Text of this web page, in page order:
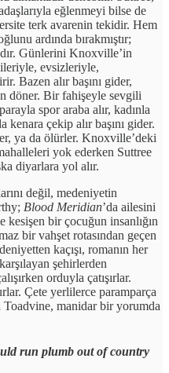
eğlenmeyi bilse de
terk avarenin tekidir. Hem
ardında bırakmıştır;
Günlerini Knoxville’in
evsizleriyle,
Bazen alır başını gider,
döner. Bir fahişeyle sevgili
spor araba alır, kadınla
kenara çekip alır başını gider.
ya da ölürler. Knoxville’deki
yok ederken Suttree
diyarlara yol alır.
değil, medeniyetin
Blood Meridian’da ailesini
kesişen bir çocuğun insanlığın
bir vahşet rotasından geçen
kaçışı, romanın her
şehirlerden
orduyla çatışırlar.
Çete yerlilerce paramparça
manidar bir yorumda
run plumb out of country